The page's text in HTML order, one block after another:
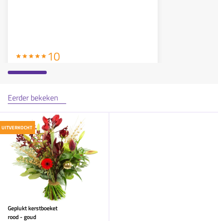
10
c luyendijkzei op
mooi boeket en keurig op tijd bezorgd
10
Eerder bekeken
UITVERKOCHT
Geplukt kerstboeket
rood - goud